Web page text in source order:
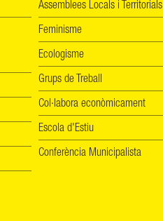
Assemblees Locals i Territorials
Feminisme
Ecologisme
Grups de Treball
Col·labora econòmicament
Escola d'Estiu
Conferència Municipalista